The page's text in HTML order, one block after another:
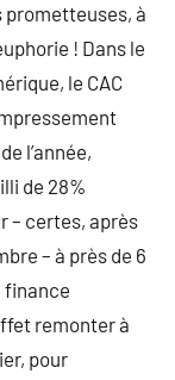
prometteuses, à
! Dans le
le CAC
l’année,
de 28%
– certes, après
– à près de 6
finance
remonter à
pour